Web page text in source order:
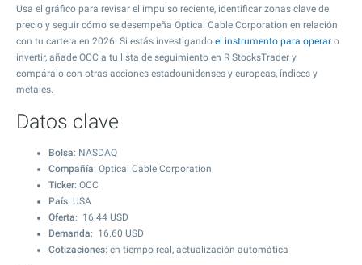
Usa el gráfico para revisar el impulso reciente, identificar zonas clave de
precio y seguir cómo se desempeña Optical Cable Corporation en relación
con tu cartera en 2026. Si estás investigando el instrumento para operar o
invertir, añade OCC a tu lista de seguimiento en R StocksTrader y
compáralo con otras acciones estadounidenses y europeas, índices y
metales.
Datos clave
Bolsa: NASDAQ
Compañía: Optical Cable Corporation
Ticker: OCC
País: USA
Oferta: 16.44 USD
Demanda: 16.60 USD
Cotizaciones: en tiempo real, actualización automática